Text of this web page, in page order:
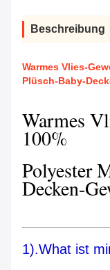
Beschreibung
Warmes Vlies-
Plüsch-Baby-
Warmes
100%
Polyester
Decken-
1).What ist